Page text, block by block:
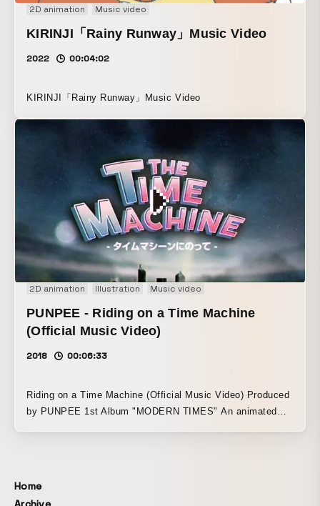
2D animation Music video
KIRINJI「Rainy Runway」Music Video
2022 00:04:02
KIRINJI「Rainy Runway」Music Video
2D animation Illustration Music video
PUNPEE - Riding on a Time Machine
(Official Music Video)
2018 00:06:33
Riding on a Time Machine (Official Music Video) Produced
by PUNPEE 1st Album "MODERN TIMES" An animated
Home